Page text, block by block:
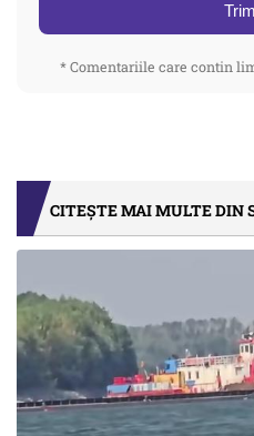
* Comentariile care contin
CITEȘTE MAI MULTE DIN